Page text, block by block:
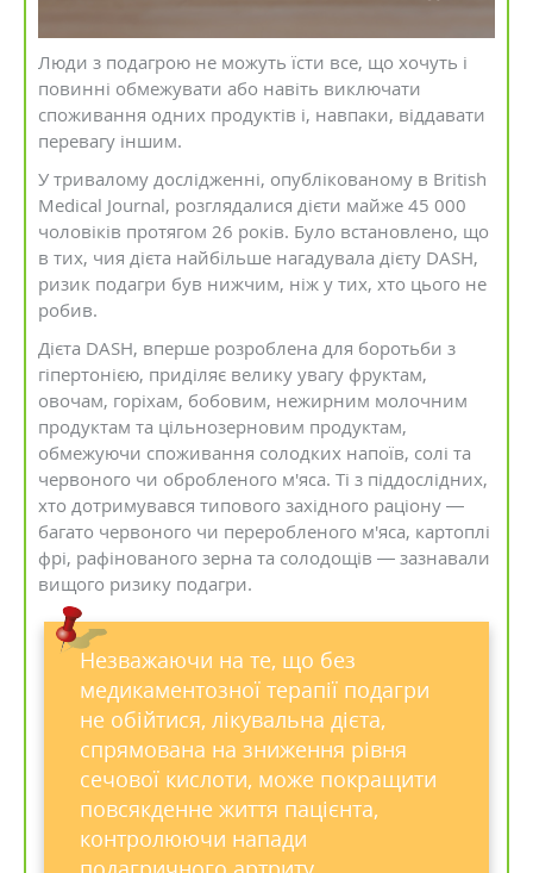
Люди з подагрою не можуть їсти все, що хочуть і
повинні обмежувати або навіть виключати
споживання одних продуктів і, навпаки, віддавати
перевагу іншим.
У тривалому дослідженні, опублікованому в British
Medical Journal, розглядалися дієти майже 45 000
чоловіків протягом 26 років. Було встановлено, що
в тих, чия дієта найбільше нагадувала дієту DASH,
ризик подагри був нижчим, ніж у тих, хто цього не
робив.
Дієта DASH, вперше розроблена для боротьби з
гіпертонією, приділяє велику увагу фруктам,
овочам, горіхам, бобовим, нежирним молочним
продуктам та цільнозерновим продуктам,
обмежуючи споживання солодких напоїв, солі та
червоного чи обробленого м'яса. Ті з піддослідних,
хто дотримувався типового західного раціону —
багато червоного чи переробленого м'яса, картоплі
фрі, рафінованого зерна та солодощів — зазнавали
вищого ризику подагри.
Незважаючи на те, що без
медикаментозної терапії подагри
не обійтися, лікувальна дієта,
спрямована на зниження рівня
сечової кислоти, може покращити
повсякденне життя пацієнта,
контролюючи напади